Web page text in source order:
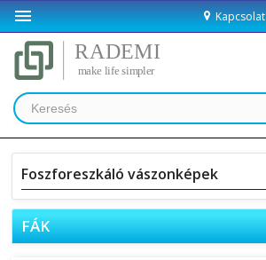
 Kapcsolat
Foszforeszkáló vászonképek
FÁK